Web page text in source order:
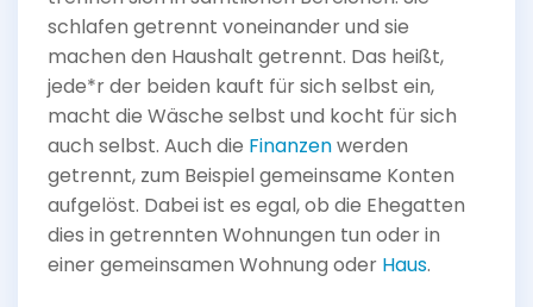
schlafen getrennt voneinander und sie
machen den Haushalt getrennt. Das heißt,
jede*r der beiden kauft für sich selbst ein,
macht die Wäsche selbst und kocht für sich
auch selbst. Auch die Finanzenwerden
getrennt, zum Beispiel gemeinsame Konten
aufgelöst. Dabei ist es egal, ob die Ehegatten
dies in getrennten Wohnungen tun oder in
einer gemeinsamen Wohnung oder Haus.